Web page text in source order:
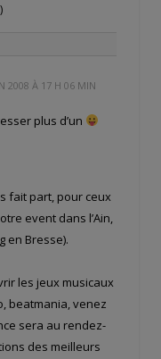
2008 À 17 H 06 MIN
plus d’un
fait part, pour ceux
event dans l’Ain,
en Bresse).
les jeux musicaux
beatmania, venez
sera au rendez-
des meilleurs